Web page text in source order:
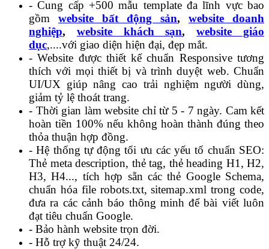
- Cung cấp +500 mẫu template đa lĩnh vực bao
gồm website bất động sản, website doanh
nghiệp, website khách sạn,website giáo
dục,....với giao diện hiện đại, đẹp mắt.
- Website được thiết kế chuẩn Responsive tương
thích với mọi thiết bị và trình duyệt web. Chuẩn
UI/UX giúp nâng cao trải nghiệm người dùng,
giảm tỷ lệ thoát trang.
- Thời gian làm website chỉ từ 5 - 7 ngày. Cam kết
hoàn tiền 100% nếu không hoàn thành đúng theo
thỏa thuận hợp đồng.
- Hệ thống tự động tối ưu các yếu tố chuẩn SEO:
Thẻ meta description, thẻ tag, thẻ heading H1, H2,
H3, H4..., tích hợp sẵn các thẻ Google Schema,
chuẩn hóa file robots.txt, sitemap.xml trong code,
đưa ra các cảnh báo thông minh để bài viết luôn
đạt tiêu chuẩn Google.
- Bảo hành website trọn đời.
- Hỗ trợ kỹ thuật 24/24.